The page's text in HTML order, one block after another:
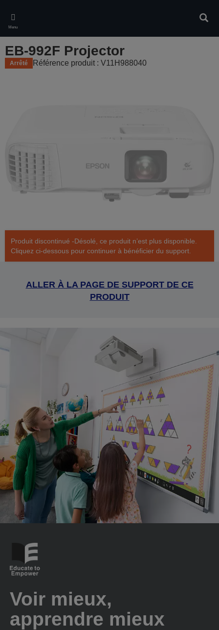
main
content
Menu
EB-992F Projector
Arrêté Référence produit : V11H988040
Produit discontinué -Désolé, ce produit n’est plus disponible.
Cliquez ci-dessous pour continuer à bénéficier du support.
ALLER À LA PAGE DE SUPPORT DE CE
PRODUIT
Voir mieux,
apprendre mieux